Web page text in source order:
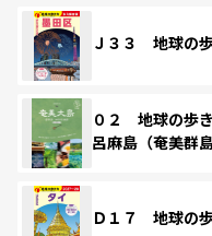
Ｊ３３ 地球の
０２ 地球の
呂麻島（奄美群
Ｄ１７ 地球の